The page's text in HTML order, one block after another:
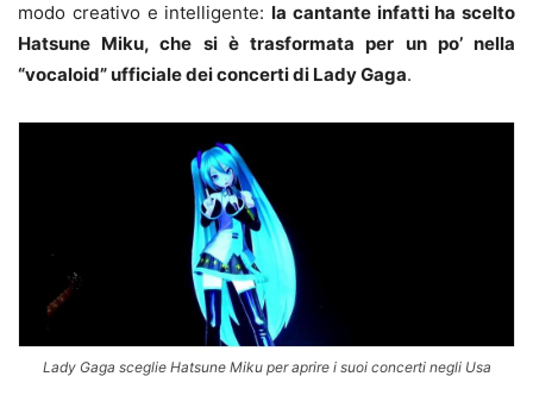
modo creativo e intelligente: la cantante infatti ha scelto
Hatsune Miku, che si è trasformata per un po’ nella
“vocaloid” ufficiale dei concerti di Lady Gaga.
Lady Gaga sceglie Hatsune Miku per aprire i suoi concerti negli Usa